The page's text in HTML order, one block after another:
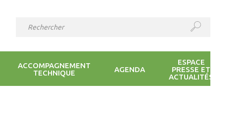
ACCOMPAGNEMENT
TECHNIQUE
AGENDA
ESPACE
PRESSE ET
ACTUALITÉS